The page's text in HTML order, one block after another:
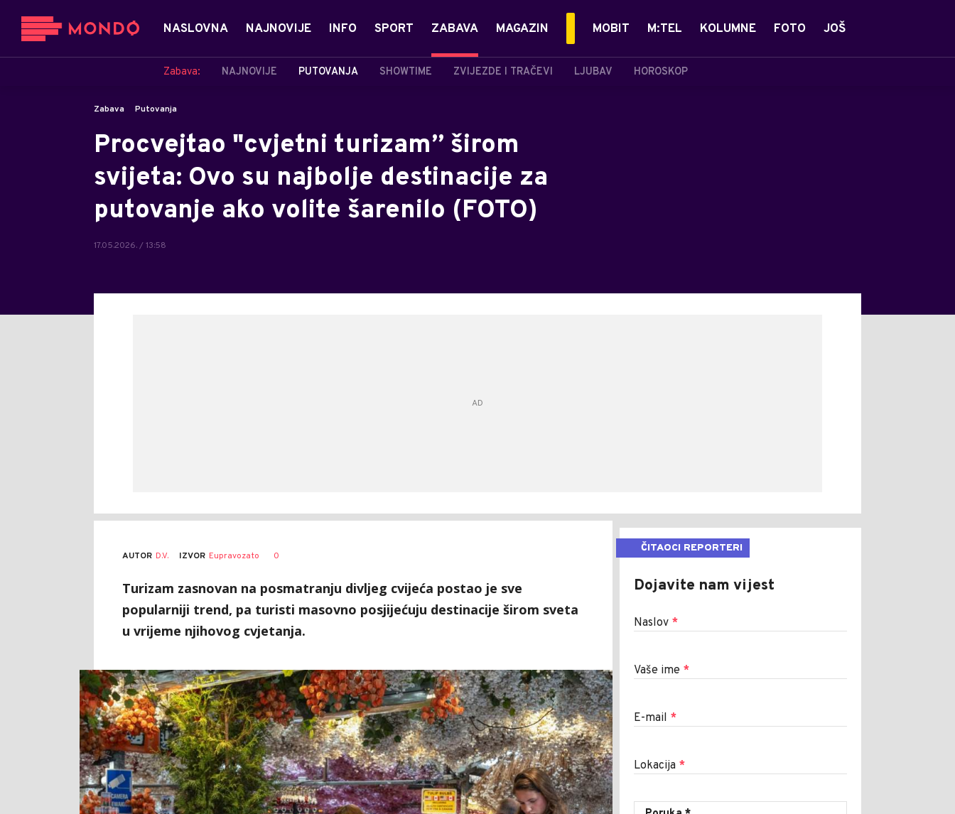
NASLOVNA NAJNOVIJE INFO SPORT ZABAVA
Zabava: NAJNOVIJE PUTOVANJA SHOWTIME ZVIJEZDE I TRAČEVI LJUBAV HOROSKOP
MAGAZIN MOBIT M:TEL KOLUMNE FOTO JOŠ
Zabava Putovanja
Procvejtao "cvjetni turizam” širom
svijeta: Ovo su najbolje destinacije za
putovanje ako volite šarenilo (FOTO)
17.05.2026. / 13:58
AUTOR D.V. IZVOR Eupravozato 0
Turizam zasnovan na posmatranju divljeg cvijeća postao je sve
popularniji trend, pa turisti masovno posjijećuju destinacije širom sveta
u vrijeme njihovog cvjetanja.
ČITAOCI REPORTERI
Dojavite nam vijest
Naslov *
Vaše ime *
E-mail *
Lokacija *